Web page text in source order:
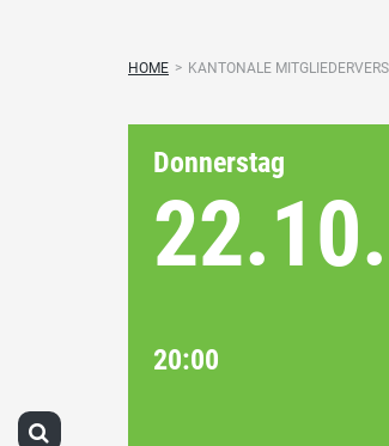
HOME > KANTONALE
Donnerstag
22.10.
20:00